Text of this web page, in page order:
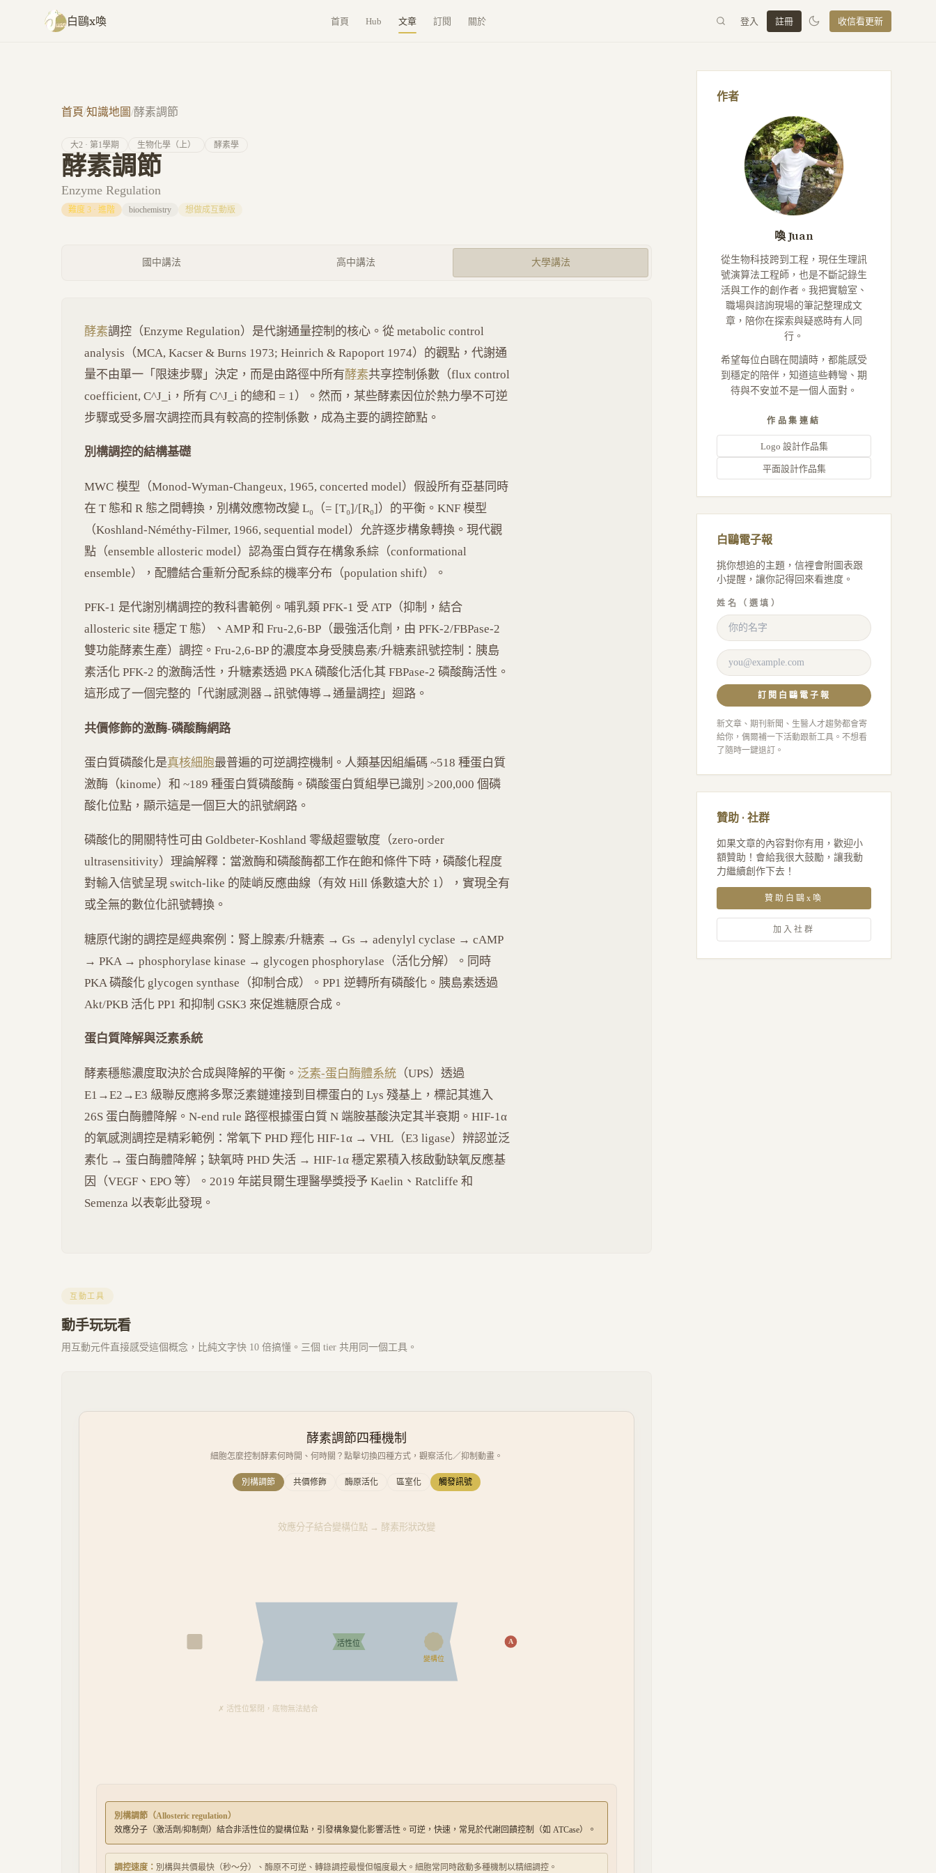
跳至主要內容
白鷗x喚 首頁 Hub 文章 訂閱 關於 登入 註冊 收信看更新
首頁/知識地圖/酵素調節
大2 · 第1學期 生物化學（上） 酵素學
酵素調節
Enzyme Regulation
難度 3 · 進階 biochemistry 想做成互動版
國中講法 高中講法 大學講法
酵素調控（Enzyme Regulation）是代謝通量控制的核心。從 metabolic control
analysis（MCA, Kacser & Burns 1973; Heinrich & Rapoport 1974）的觀點，代謝通
量不由單一「限速步驟」決定，而是由路徑中所有酵素共享控制係數（flux control
coefficient, C^J_i，所有 C^J_i 的總和 = 1）。然而，某些酵素因位於熱力學不可逆
步驟或受多層次調控而具有較高的控制係數，成為主要的調控節點。
別構調控的結構基礎
MWC 模型（Monod-Wyman-Changeux, 1965, concerted model）假設所有亞基同時
在 T 態和 R 態之間轉換，別構效應物改變 L₀（= [T₀]/[R₀]）的平衡。KNF 模型
（Koshland-Néméthy-Filmer, 1966, sequential model）允許逐步構象轉換。現代觀
點（ensemble allosteric model）認為蛋白質存在構象系綜（conformational
ensemble），配體結合重新分配系綜的機率分布（population shift）。
PFK-1 是代謝別構調控的教科書範例。哺乳類 PFK-1 受 ATP（抑制，結合
allosteric site 穩定 T 態）、AMP 和 Fru-2,6-BP（最強活化劑，由 PFK-2/FBPase-2
雙功能酵素生產）調控。Fru-2,6-BP 的濃度本身受胰島素/升糖素訊號控制：胰島
素活化 PFK-2 的激酶活性，升糖素透過 PKA 磷酸化活化其 FBPase-2 磷酸酶活性。
這形成了一個完整的「代謝感測器→訊號傳導→通量調控」迴路。
共價修飾的激酶-磷酸酶網路
蛋白質磷酸化是真核細胞最普遍的可逆調控機制。人類基因組編碼 ~518 種蛋白質
激酶（kinome）和 ~189 種蛋白質磷酸酶。磷酸蛋白質組學已識別 >200,000 個磷
酸化位點，顯示這是一個巨大的訊號網路。
磷酸化的開關特性可由 Goldbeter-Koshland 零級超靈敏度（zero-order
ultrasensitivity）理論解釋：當激酶和磷酸酶都工作在飽和條件下時，磷酸化程度
對輸入信號呈現 switch-like 的陡峭反應曲線（有效 Hill 係數遠大於 1），實現全有
或全無的數位化訊號轉換。
糖原代謝的調控是經典案例：腎上腺素/升糖素 → Gs → adenylyl cyclase → cAMP
→ PKA → phosphorylase kinase → glycogen phosphorylase（活化分解）。同時
PKA 磷酸化 glycogen synthase（抑制合成）。PP1 逆轉所有磷酸化。胰島素透過
Akt/PKB 活化 PP1 和抑制 GSK3 來促進糖原合成。
蛋白質降解與泛素系統
酵素穩態濃度取決於合成與降解的平衡。 泛素-蛋白酶體系統 （UPS）透過
E1→E2→E3 級聯反應將多聚泛素鏈連接到目標蛋白的 Lys 殘基上，標記其進入
26S 蛋白酶體降解。N-end rule 路徑根據蛋白質 N 端胺基酸決定其半衰期。HIF-1α
的氧感測調控是精彩範例：常氧下 PHD 羥化 HIF-1α → VHL（E3 ligase）辨認並泛
素化 → 蛋白酶體降解；缺氧時 PHD 失活 → HIF-1α 穩定累積入核啟動缺氧反應基
因（VEGF、EPO 等）。2019 年諾貝爾生理醫學獎授予 Kaelin、Ratcliffe 和
Semenza 以表彰此發現。
互動工具
動手玩玩看
用互動元件直接感受這個概念，比純文字快 10 倍搞懂。三個 tier 共用同一個工具。
酵素調節四種機制
細胞怎麼控制酵素何時開、何時關？點擊切換四種方式，觀察活化／抑制動畫。
別構調節 共價修飾 酶原活化 區室化 觸發訊號
效應分子結合變構位點 → 酵素形狀改變
活性位
變構位
A
✗ 活性位緊閉，底物無法結合
別構調節（Allosteric regulation）
效應分子（激活劑/抑制劑）結合非活性位的變構位點，引發構象變化影響活性。可逆，快速，常見於代謝回饋控制（如 ATCase）。
調控速度： 別構與共價最快（秒～分）、酶原不可逆、轉錄調控最慢但幅度最大。細胞常同時啟動多種機制以精細調控。
作者
喚 Juan
從生物科技跨到工程，現任生理訊
號演算法工程師，也是不斷記錄生
活與工作的創作者。我把實驗室、
職場與諮詢現場的筆記整理成文
章，陪你在探索與疑惑時有人同
行。
希望每位白鷗在閱讀時，都能感受
到穩定的陪伴，知道這些轉彎、期
待與不安並不是一個人面對。
作品集連結
Logo 設計作品集
平面設計作品集
白鷗電子報
挑你想追的主題，信裡會附圖表跟
小提醒，讓你記得回來看進度。
姓名（選填）
訂閱白鷗電子報
新文章、期刊新聞、生醫人才趨勢都會寄
給你，偶爾補一下活動跟新工具。不想看
了隨時一鍵退訂。
贊助 · 社群
如果文章的內容對你有用，歡迎小
額贊助！會給我很大鼓勵，讓我動
力繼續創作下去！
贊助白鷗x喚
加入社群